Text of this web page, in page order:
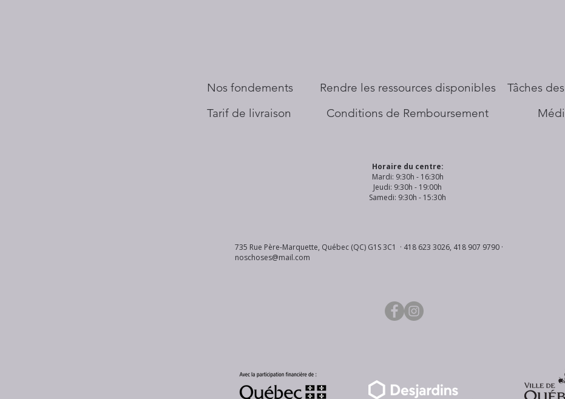
Nos fondements
Tarif de livraison
​Rendre les ressources disponibles
Conditions de Remboursement
Tâches
Horaire du centre:
Mardi: 9:30h - 16:30h
Jeudi: 9:30h - 19:00h
Samedi: 9:30h - 15:30h
735 Rue Père-Marquette, Québec (QC) G1S 3C1 · 418 623 3026, 418 907 9790 ·
noschoses@mail.com